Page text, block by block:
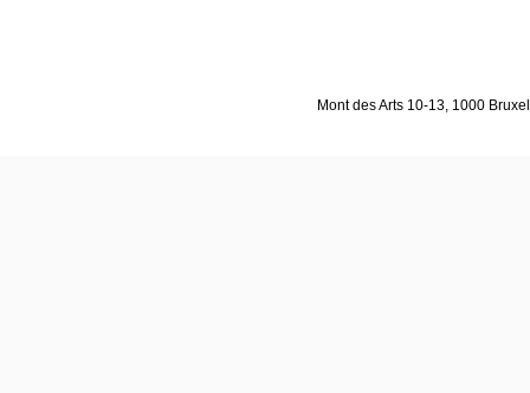
Mont des Arts 10-13, 1000